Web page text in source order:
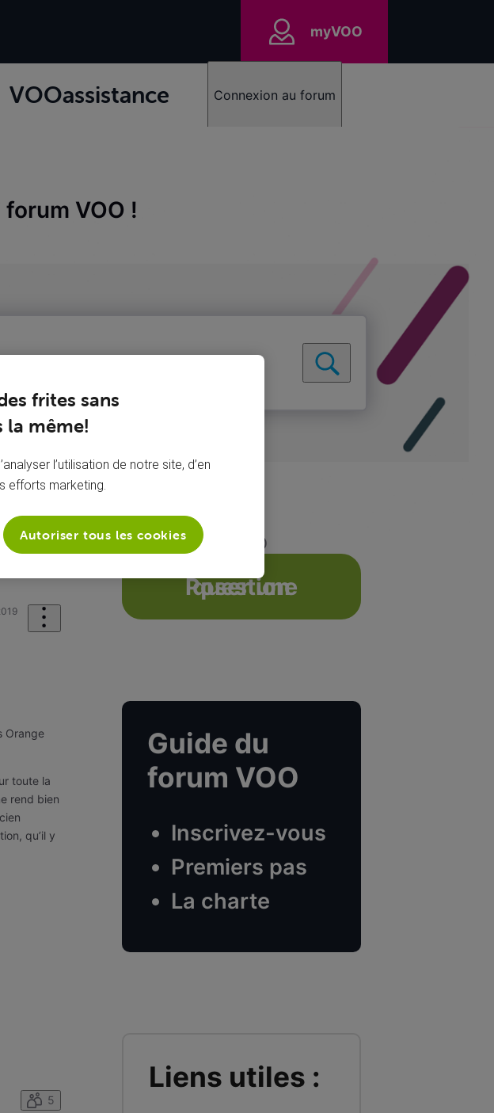
myVOO
VOOassistance Connexion au forum
VOO !
Quelle alternative à VOO
Orange
toute la
rend bien
qu’il y
5
Poser une question
Guide du
forum VOO
Inscrivez-vous
Premiers pas
La charte
Liens utiles :
frites sans
la même!
l’utilisation de notre site, d’en
efforts marketing.
Autoriser tous les cookies